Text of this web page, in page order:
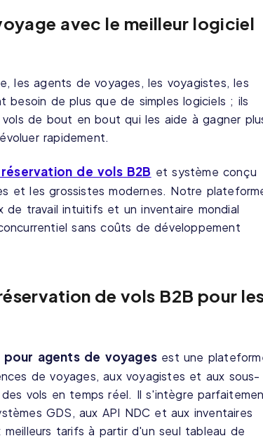
avec le meilleur logiciel
les agents de voyages, les voyagistes, les
de plus que de simples logiciels ; ils
de bout en bout qui les aide à gagner
rapidement.
de vols B2B et système conçu
et les grossistes modernes. Notre
travail intuitifs et un inventaire mondial
sans coûts de développement
de vols B2B pour
agents de voyages est une
de voyages, aux voyagistes et aux sous-
vols en temps réel. Il s'intègre
GDS, aux API NDC et aux inventaires
tarifs à partir d'un seul tableau de